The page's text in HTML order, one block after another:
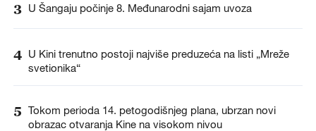
3 U Šangaju počinje 8. Međunarodni sajam uvoza
4 U Kini trenutno postoji najviše preduzeća na listi „Mreže
svetionika“
5 Tokom perioda 14. petogodišnjeg plana, ubrzan novi
obrazac otvaranja Kine na visokom nivou